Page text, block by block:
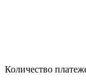
Количество